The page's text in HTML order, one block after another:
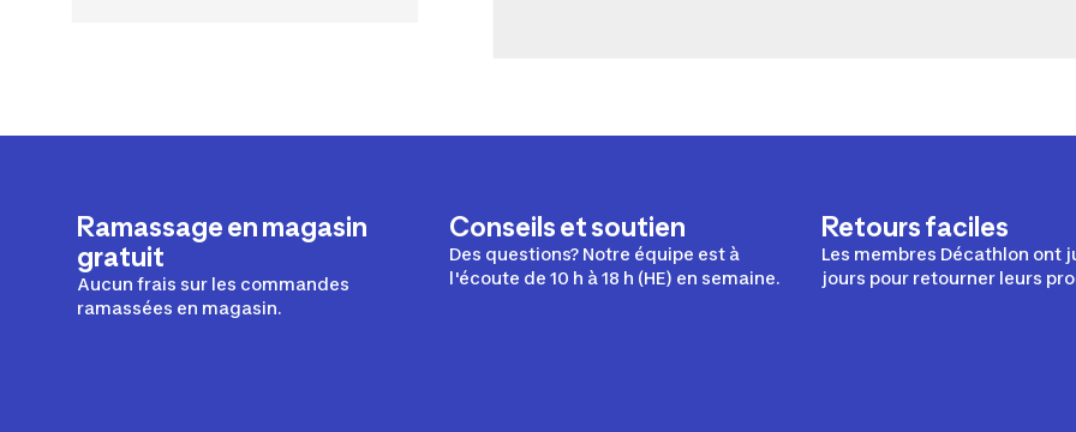
Ramassage en magasin
gratuit
Aucun frais sur les commandes
ramassées en magasin.
Conseils et soutien
Des questions? Notre équipe est à
l'écoute de 10 h à 18 h (HE) en semaine.
Retours faciles
Les membres Décathlon ont
jours pour retourner leurs